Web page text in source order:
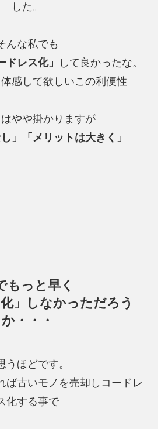
した。
んな私でも
ドレス化」
して良かったな。
感して欲しいこの利便性
やや掛かりますが
」「メリットは大きく」
もっと早く
」しなかっただろう
か・・・
うほどです。
ば古いモノを売却しコードレ
化する事で